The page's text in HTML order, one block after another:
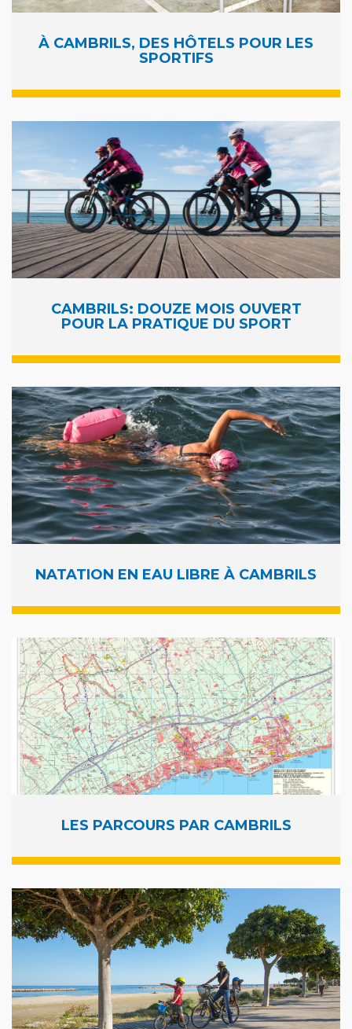
À CAMBRILS, DES HÔTELS POUR LES
SPORTIFS
CAMBRILS: DOUZE MOIS OUVERT
POUR LA PRATIQUE DU SPORT
NATATION EN EAU LIBRE À CAMBRILS
LES PARCOURS PAR CAMBRILS